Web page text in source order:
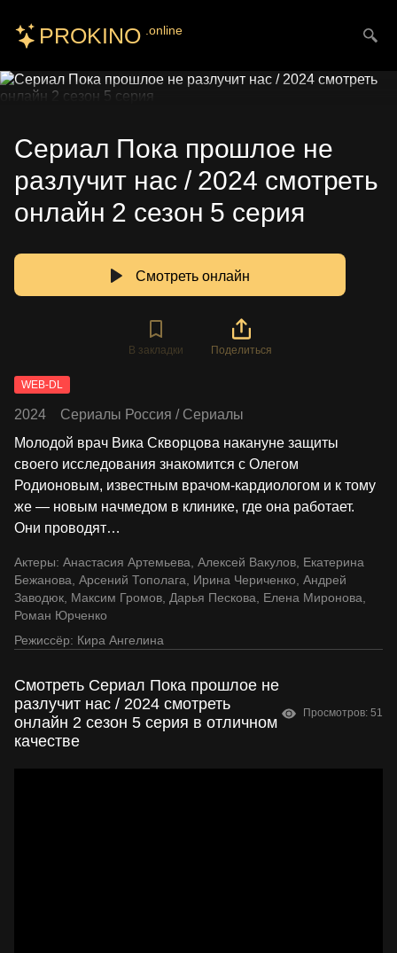
PROKINO .online
Сериал Пока прошлое не
разлучит нас / 2024 смотреть
онлайн 2 сезон 5 серия
Смотреть онлайн
В закладки Поделиться
WEB-DL
2024 Сериалы Россия / Сериалы
Молодой врач Вика Скворцова накануне защиты
своего исследования знакомится с Олегом
Родионовым, известным врачом-кардиологом и к тому
же — новым начмедом в клинике, где она работает.
Они проводят…
Актеры: Анастасия Артемьева, Алексей Вакулов, Екатерина
Бежанова, Арсений Тополага, Ирина Чериченко, Андрей
Заводюк, Максим Громов, Дарья Пескова, Елена Миронова,
Роман Юрченко
Режиссёр: Кира Ангелина
Смотреть Сериал Пока прошлое не
разлучит нас / 2024 смотреть
онлайн 2 сезон 5 серия в отличном
качестве
Просмотров: 51